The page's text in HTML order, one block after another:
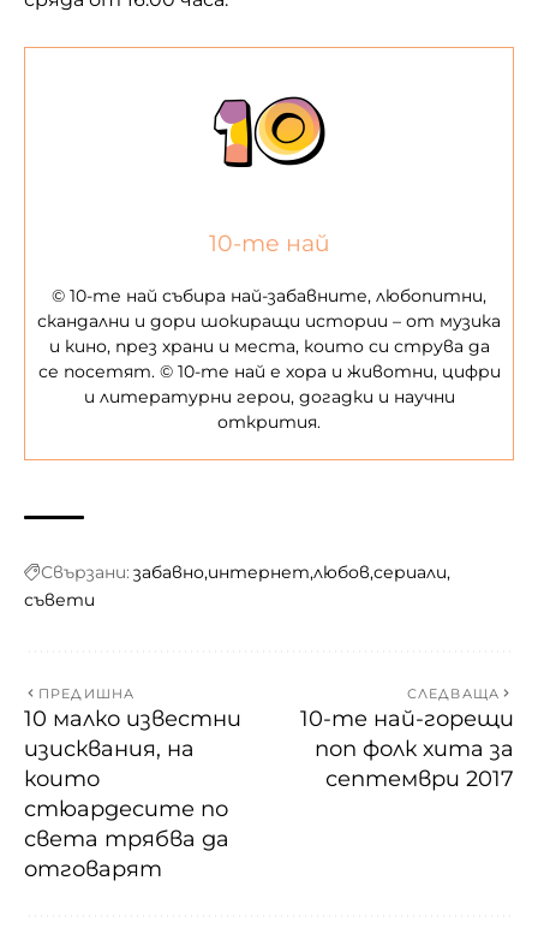
10-те най
© 10-те най събира най-забавните, любопитни,
скандални и дори шокиращи истории – от музика
и кино, през храни и места, които си струва да
се посетят. © 10-те най е хора и животни, цифри
и литературни герои, догадки и научни
открития.
Свързани: забавно интернет любов сериали
съвети
ПРЕДИШНА
10 малко известни
изисквания, на
които
стюардесите по
света трябва да
отговарят
СЛЕДВАЩА
10-те най-горещи
поп фолк хита за
септември 2017